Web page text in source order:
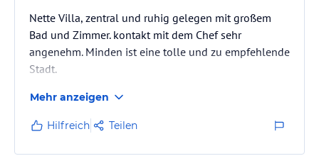
Nette Villa, zentral und ruhig gelegen mit großem
Bad und Zimmer. kontakt mit dem Chef sehr
angenehm. Minden ist eine tolle und zu empfehlende
Stadt.
Mehr anzeigen
Hilfreich Teilen